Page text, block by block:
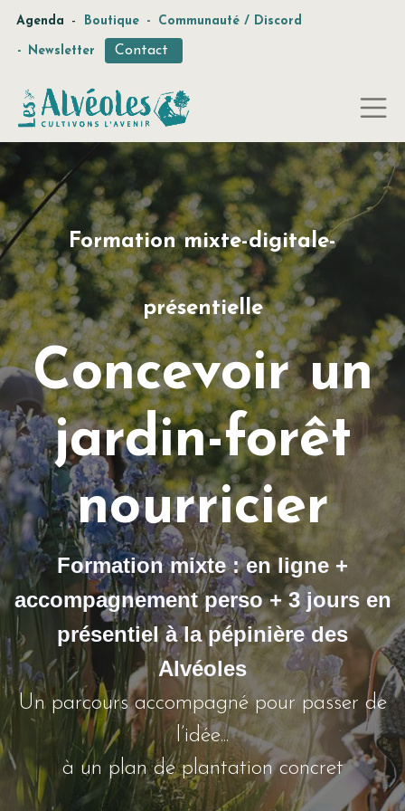
Agenda - Boutique - Communauté / Discord
- Newsletter Contact
Formation mixte-digitale-
présentielle
Concevoir un
jardin-forêt
nourricier
Formation mixte : en ligne +
accompagnement perso + 3 jours en
présentiel à la pépinière des
Alvéoles
Un parcours accompagné pour passer de
l’idée...
à un plan de plantation concret